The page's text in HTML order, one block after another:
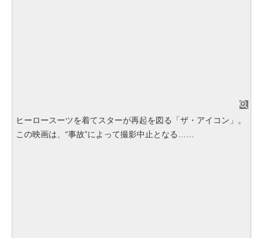
ヒーロースーツを着てスターが再起を図る「ザ・アイコン」。
この映画は、“事故”によって撮影中止となる……